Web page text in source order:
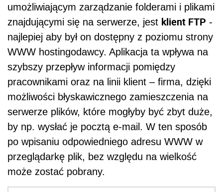
umożliwiającym zarządzanie folderami i plikami
znajdującymi się na serwerze, jest klient FTP -
najlepiej aby był on dostępny z poziomu strony
WWW hostingodawcy. Aplikacja ta wpływa na
szybszy przepływ informacji pomiędzy
pracownikami oraz na linii klient – firma, dzięki
możliwości błyskawicznego zamieszczenia na
serwerze plików, które mogłyby być zbyt duże,
by np. wysłać je pocztą e-mail. W ten sposób
po wpisaniu odpowiedniego adresu WWW w
przeglądarkę plik, bez względu na wielkość
może zostać pobrany.